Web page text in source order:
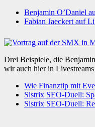
Benjamin O’Daniel
Fabian Jaeckert auf
Drei Beispiele, die
wir auch hier in
Wie Finanztip mit
Sistrix SEO-Duell:
Sistrix SEO-Duell: